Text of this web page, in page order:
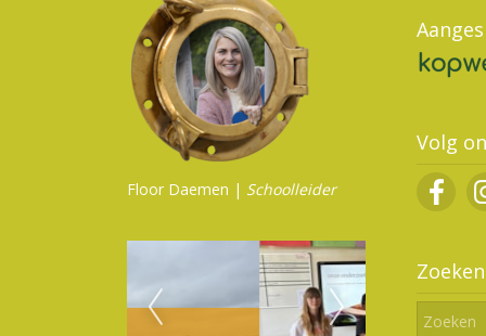
Floor Daemen | Schoolleider
Volg